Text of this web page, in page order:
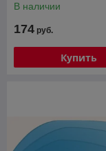
В наличии
174 руб.
Купить